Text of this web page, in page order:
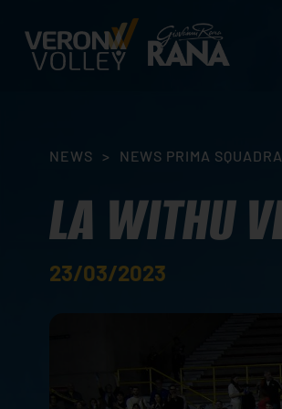
NEWS > NEWS PRIMA SQUADRA
LA WITHU
23/03/2023